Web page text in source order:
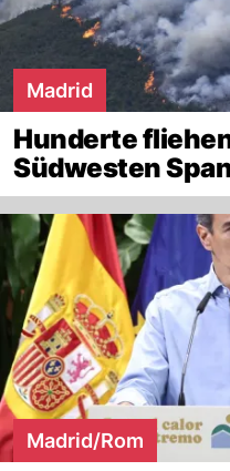
Madrid
Hunderte
Südwesten
Madrid/Rom